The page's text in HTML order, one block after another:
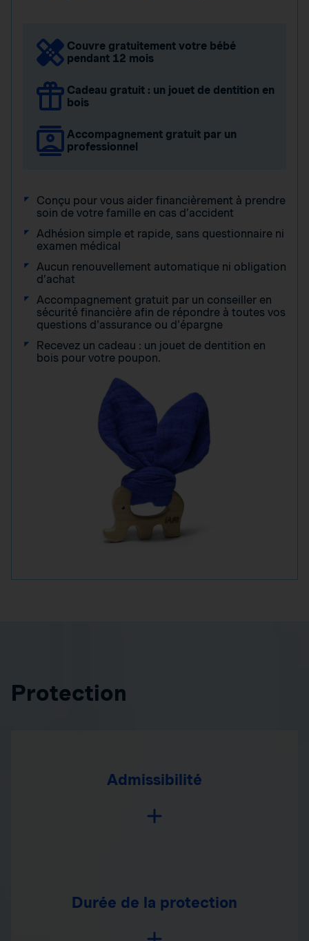
Couvre gratuitement votre bébé
pendant 12 mois
Cadeau gratuit : un jouet de dentition en
bois
Accompagnement gratuit par un
professionnel
Conçu pour vous aider financièrement à prendre
soin de votre famille en cas d’accident
Adhésion simple et rapide, sans questionnaire ni
examen médical
Aucun renouvellement automatique ni obligation
d’achat
Accompagnement gratuit par un conseiller en
sécurité financière afin de répondre à toutes vos
questions d'assurance ou d'épargne
Recevez un cadeau : un jouet de dentition en
bois pour votre poupon.
Protection
Admissibilité
Durée de la protection